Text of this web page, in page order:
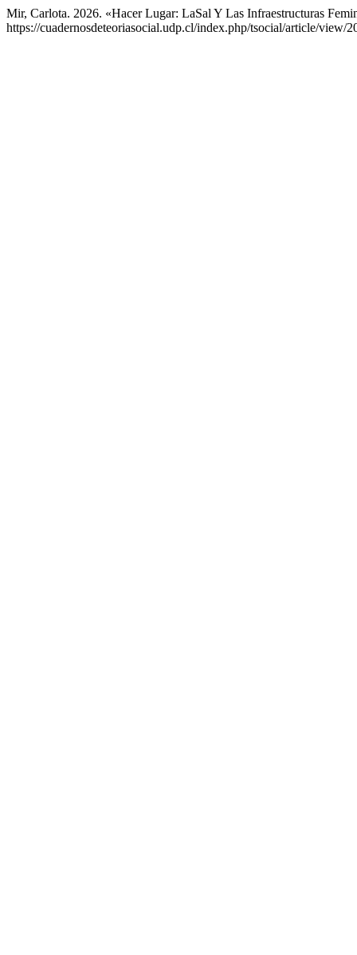
Mir, Carlota. 2026. «Hacer Lugar: LaSal Y Las Infraestructuras
https://cuadernosdeteoriasocial.udp.cl/index.php/tsocial/article/view/